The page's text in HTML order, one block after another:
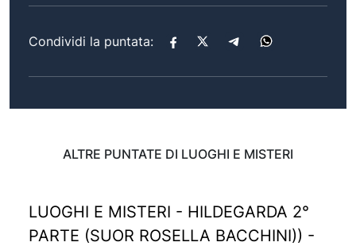
Condividi la puntata:
ALTRE PUNTATE DI LUOGHI E MISTERI
LUOGHI E MISTERI - HILDEGARDA 2°
PARTE (SUOR ROSELLA BACCHINI)) -